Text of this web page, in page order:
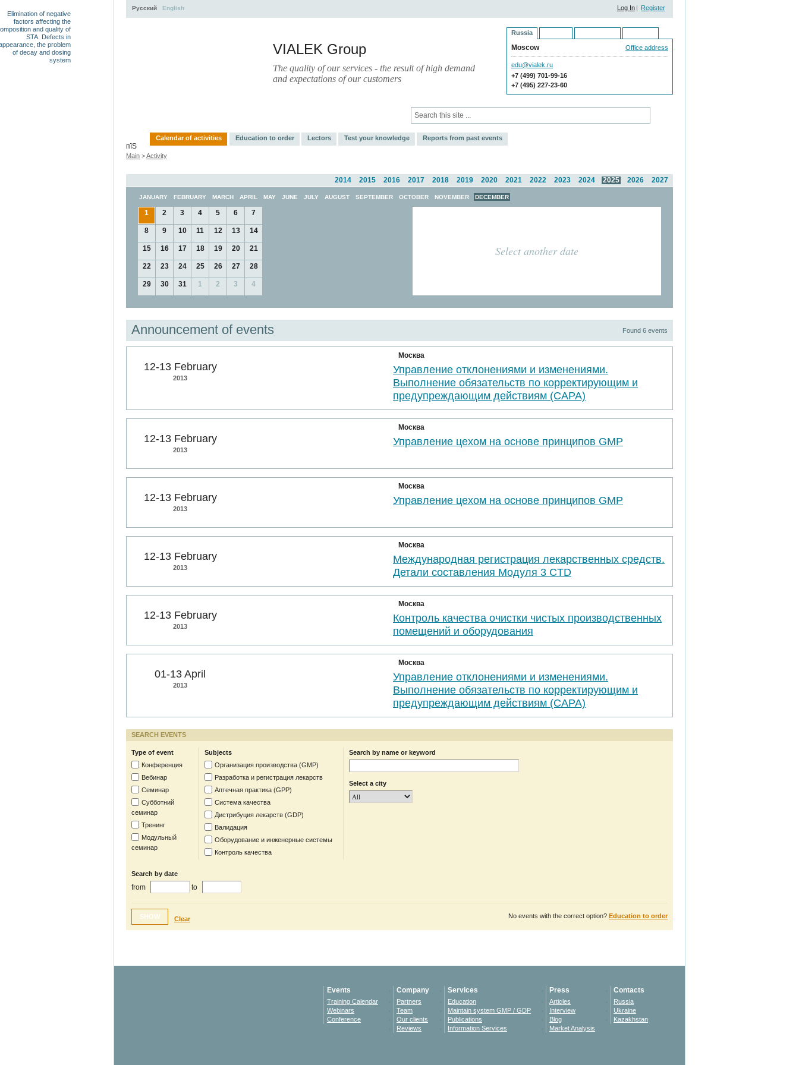
VIALEK Group
The quality of our services - the result of high demand
and expectations of our customers
Русский English Log In | Register
Russia
Moscow Office address
edu@vialek.ru
+7 (499) 701-99-16
+7 (495) 227-23-60
Elimination of negative
factors affecting the
and quality of
STA. Defects in
the problem
of decay and dosing
system
пїЅ
Calendar of activities Education to order Lectors Test your knowledge Reports from past events
Main >Activity
2027
2026
2025
2024
2023
2022
2021
2020
2019
2018
2017
2016
2015
2014
JANUARY FEBRUARY MARCH APRIL MAY JUNE JULY AUGUST SEPTEMBER OCTOBER NOVEMBER DECEMBER
1 2 3 4 5 6 7
8 9 10 11 12 13 14
15 16 17 18 19 20 21
22 23 24 25 26 27 28
29 30 31 1 2 3 4
Select another date
Announcement of events Found 6 events
12-13 February
2013
Москва
Управление отклонениями и изменениями.
Выполнение обязательств по корректирующим и
предупреждающим действиям (САРА)
12-13 February
2013
Москва
Управление цехом на основе принципов GMP
12-13 February
2013
Москва
Управление цехом на основе принципов GMP
12-13 February
2013
Москва
Международная регистрация лекарственных средств.
Детали составления Модуля 3 CTD
12-13 February
2013
Москва
Контроль качества очистки чистых производственных
помещений и оборудования
01-13 April
2013
Москва
Управление отклонениями и изменениями.
Выполнение обязательств по корректирующим и
предупреждающим действиям (САРА)
SEARCH EVENTS
Type of event
Конференция
Вебинар
Семинар
Субботний
семинар
Тренинг
Модульный
семинар
Subjects
Организация производства (GMP)
Разработка и регистрация лекарств
Аптечная практика (GPP)
Система качества
Дистрибуция лекарств (GDP)
Валидация
Оборудование и инженерные системы
Контроль качества
Search by name or keyword
Select a city
Search by date
from to
SHOW Clear No events with the correct option? Education to order
Events
Training Calendar
Webinars
Conference
Company
Partners
Team
Our clients
Reviews
Services
Education
Maintain system GMP / GDP
Publications
Information Services
Press
Articles
Interview
Blog
Market Analysis
Contacts
Russia
Ukraine
Kazakhstan